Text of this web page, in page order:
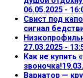
06.05.2025 -
Свист под
сигнал
27.03.2025 -
Как не купить
звоночка!
Вариатор —